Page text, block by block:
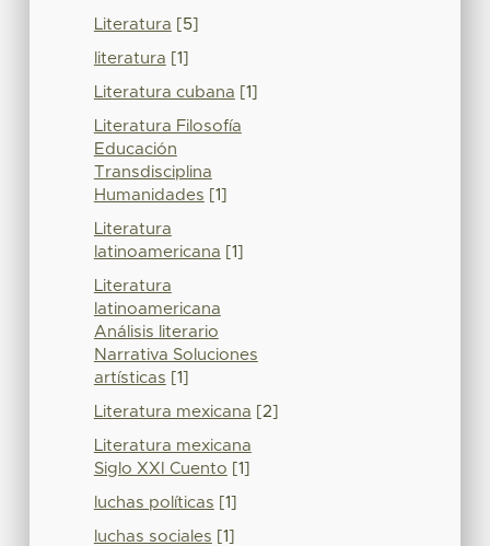
Literatura [5]
literatura [1]
Literatura cubana [1]
Literatura Filosofía
Educación
Transdisciplina
Humanidades [1]
Literatura
latinoamericana [1]
Literatura
latinoamericana
Análisis literario
Narrativa Soluciones
artísticas [1]
Literatura mexicana [2]
Literatura mexicana
Siglo XXI Cuento [1]
luchas políticas [1]
luchas sociales [1]